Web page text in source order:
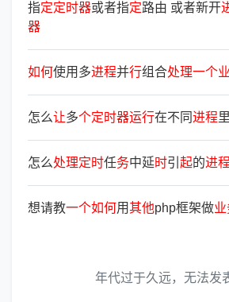
指定定时器或者指定路由 或者新开
器
如何使用多进程并行组合处理一个业
怎么让多个定时器运行在不同进程
怎么处理定时任务中延时引 起的进程
想请教一个如何用其他php框架做业
年代过于久远，无法发